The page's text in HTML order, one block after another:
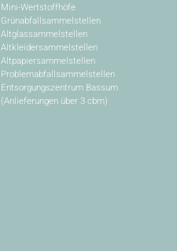
Mini-Wertstoffhöfe
Grünabfallsammelstellen
Altglassammelstellen
Altkleidersammelstellen
Altpapiersammelstellen
Problemabfallsammelstellen
Entsorgungszentrum Bassum
(Anlieferungen über 3 cbm)